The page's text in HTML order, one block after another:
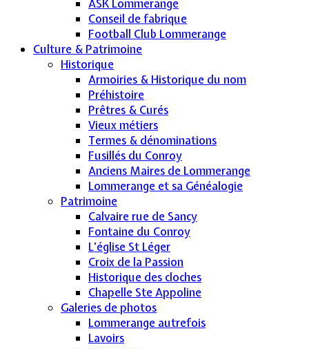
ASK Lommerange
Conseil de fabrique
Football Club Lommerange
Culture & Patrimoine
Historique
Armoiries & Historique du nom
Préhistoire
Prêtres & Curés
Vieux métiers
Termes & dénominations
Fusillés du Conroy
Anciens Maires de Lommerange
Lommerange et sa Généalogie
Patrimoine
Calvaire rue de Sancy
Fontaine du Conroy
L'église St Léger
Croix de la Passion
Historique des cloches
Chapelle Ste Appoline
Galeries de photos
Lommerange autrefois
Lavoirs